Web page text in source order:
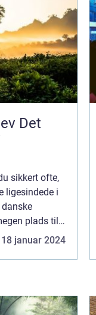
Det
sikkert ofte,
ligesindede i
plads til
kan man
18 januar 2024